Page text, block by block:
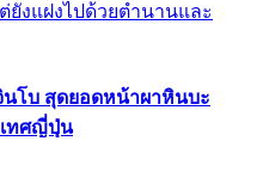
งแฝงไปด้วยตำนานและ
นโบ สุดยอดหน้าผาหินบะ
ทศญี่ปุ่น